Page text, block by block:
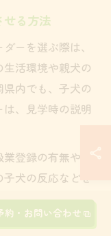
せる方法
ーを選ぶ際は、
活環境や親犬の
内でも、子犬の
、見学時の説明
登録の有無や、
犬の反応などを
ーが子犬の性格や
るかどうかも信頼
約・お問い合わせ